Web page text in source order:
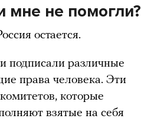
мне не помогли?
остается.
подписали различные
права человека. Эти
которые
взятые на себя